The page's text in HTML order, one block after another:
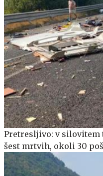
Pretresljivo: v silovitem
šest mrtvih, okoli 30